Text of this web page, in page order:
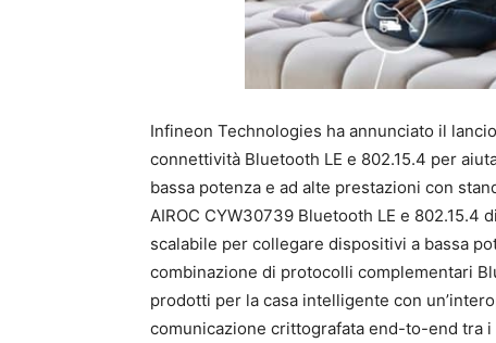
Infineon Technologies ha annunciato il
connettività Bluetooth LE e 802.15.4 per
bassa potenza e ad alte prestazioni con
AIROC CYW30739 Bluetooth LE e
scalabile per collegare dispositivi a bassa
combinazione di protocolli complementari
prodotti per la casa intelligente con
comunicazione crittografata end-to-end tra